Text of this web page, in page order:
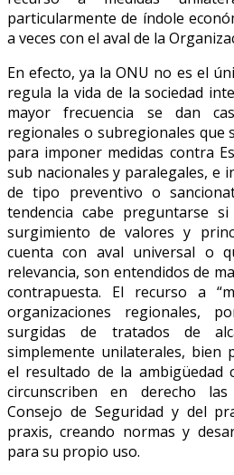
particularmente de índole
a veces con el aval de la
En efecto, ya la ONU no es el
regula la vida de la sociedad
mayor frecuencia se dan
regionales o subregionales que
para imponer medidas contra
sub nacionales y paralegales, e
de tipo preventivo o
tendencia cabe preguntarse
surgimiento de valores y
cuenta con aval universal o
relevancia, son entendidos de
contrapuesta. El recurso a
organizaciones regionales,
surgidas de tratados de
simplemente unilaterales, bien
el resultado de la ambigüedad
circunscriben en derecho las
Consejo de Seguridad y del
praxis, creando normas y
para su propio uso.